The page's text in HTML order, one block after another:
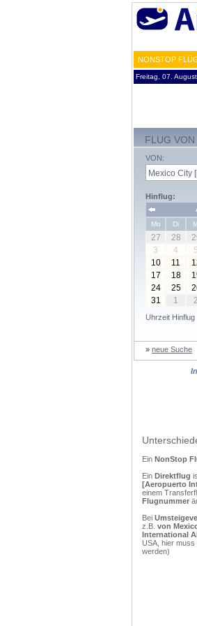
NONSTOP
Freitag, 07.
FLUG
VON:
Hinflug:
Mo
Di
27 28
3
4 5
10
11
17
18
24
25
31
1 2
Uhrzeit Hinflug
» neue Suche
Ein NonStop
Ein Direktflug
[Aeropuerto
einem
Flugnummer
Bei
z.B. von
International
USA, hier muss
werden)